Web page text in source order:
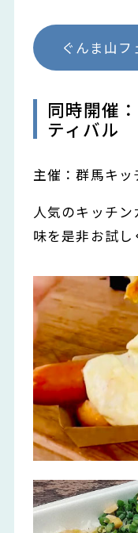
ぐんま山フ
同時開催
ティバル
主催：群馬キ
人気のキッチ
味を是非お試し